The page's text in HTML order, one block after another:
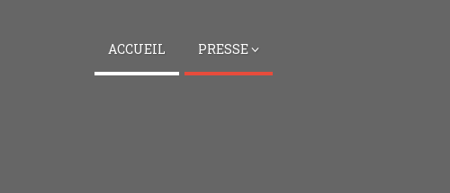
ACCUEIL PRESSE